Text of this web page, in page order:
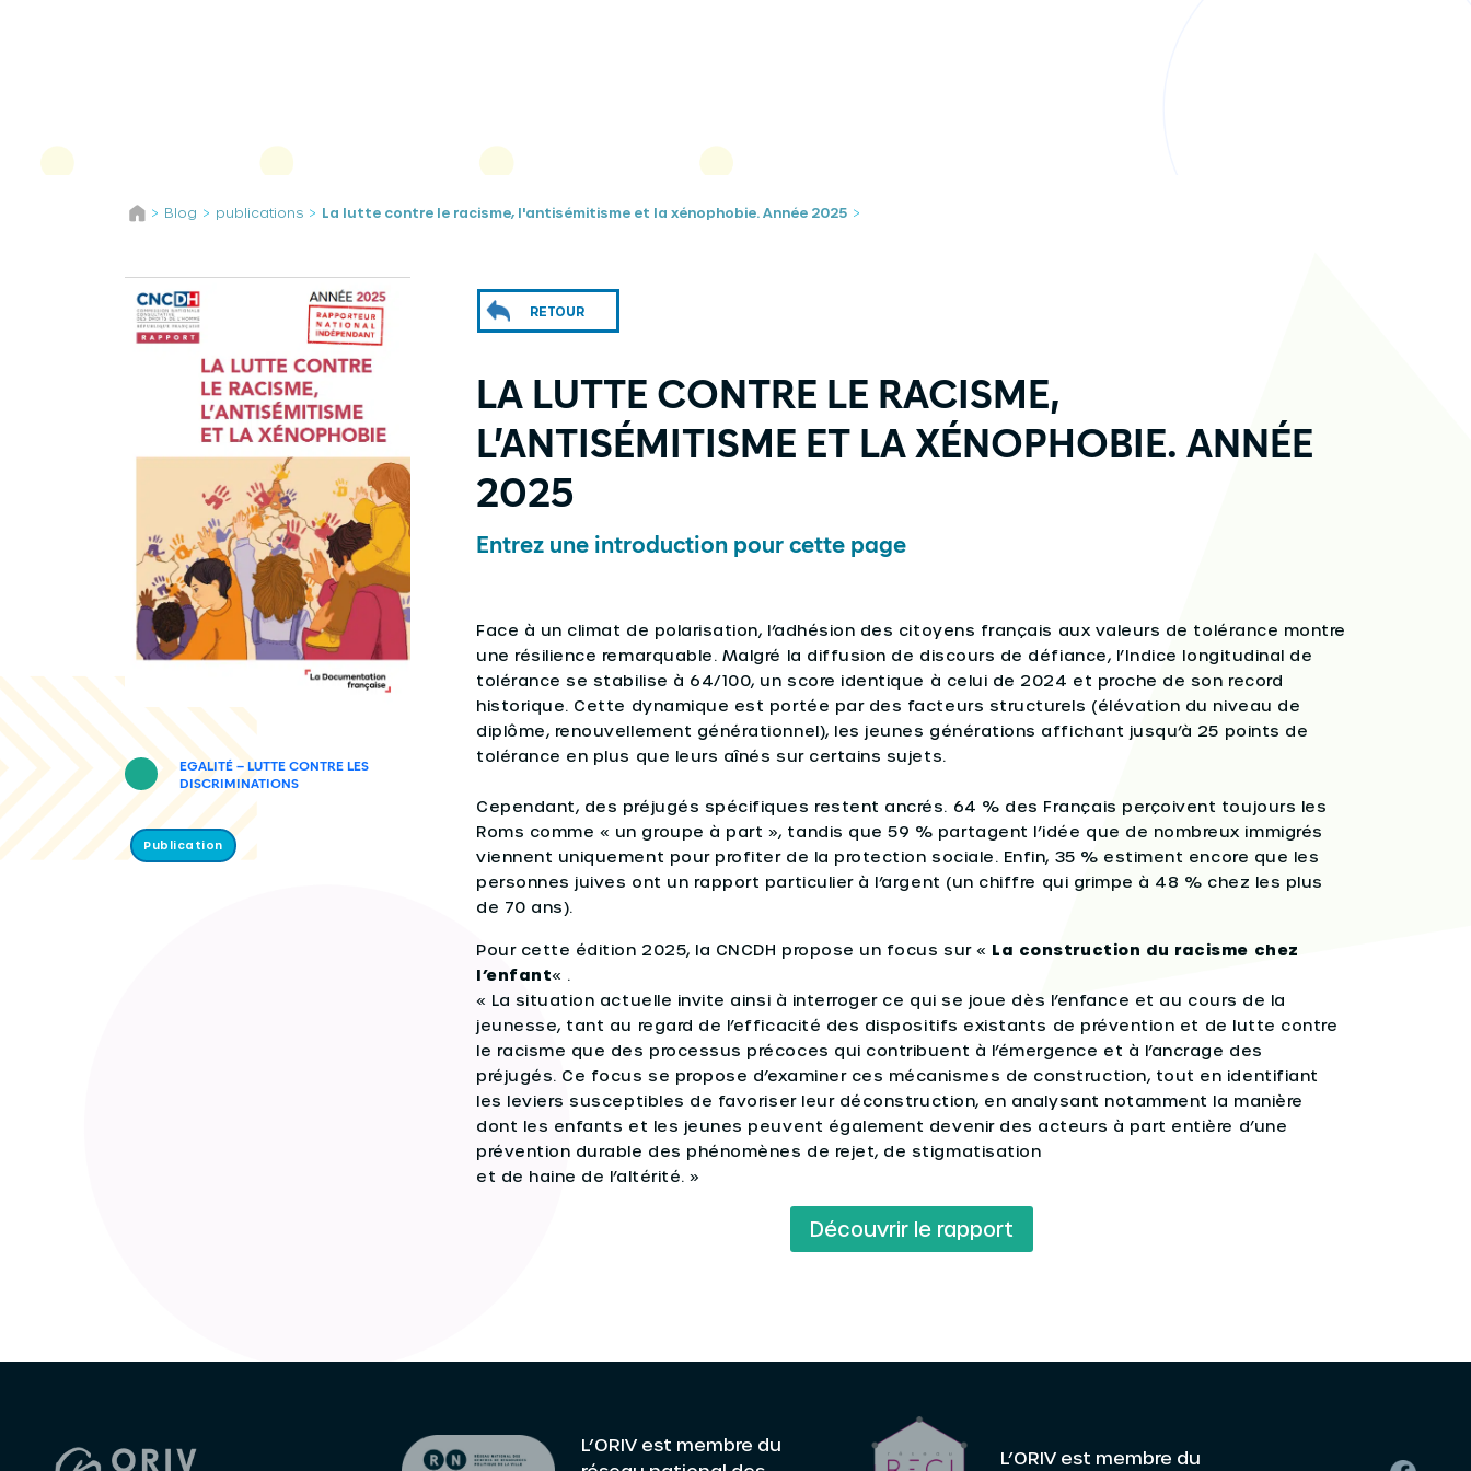
Aller au contenu > Blog > publications > La lutte contre le racisme, l'antisémitisme et la xénophobie. Année 2025 >
EGALITÉ – LUTTE CONTRE LES
DISCRIMINATIONS
Publication
RETOUR
LA LUTTE CONTRE LE RACISME,
L’ANTISÉMITISME ET LA XÉNOPHOBIE. ANNÉE
2025
Entrez une introduction pour cette page
Face à un climat de polarisation, l’adhésion des citoyens français aux valeurs de tolérance montre
une résilience remarquable. Malgré la diffusion de discours de défiance, l’Indice longitudinal de
tolérance se stabilise à 64/100, un score identique à celui de 2024 et proche de son record
historique. Cette dynamique est portée par des facteurs structurels (élévation du niveau de
diplôme, renouvellement générationnel), les jeunes générations affichant jusqu’à 25 points de
tolérance en plus que leurs aînés sur certains sujets.
Cependant, des préjugés spécifiques restent ancrés. 64 % des Français perçoivent toujours les
Roms comme « un groupe à part », tandis que 59 % partagent l’idée que de nombreux immigrés
viennent uniquement pour profiter de la protection sociale. Enfin, 35 % estiment encore que les
personnes juives ont un rapport particulier à l’argent (un chiffre qui grimpe à 48 % chez les plus
de 70 ans).
Pour cette édition 2025, la CNCDH propose un focus sur « La construction du racisme chez
l’enfant« .
« La situation actuelle invite ainsi à interroger ce qui se joue dès l’enfance et au cours de la
jeunesse, tant au regard de l’efficacité des dispositifs existants de prévention et de lutte contre
le racisme que des processus précoces qui contribuent à l’émergence et à l’ancrage des
préjugés. Ce focus se propose d’examiner ces mécanismes de construction, tout en identifiant
les leviers susceptibles de favoriser leur déconstruction, en analysant notamment la manière
dont les enfants et les jeunes peuvent également devenir des acteurs à part entière d’une
prévention durable des phénomènes de rejet, de stigmatisation
et de haine de l’altérité. »
Découvrir le rapport
L’ORIV est membre du
L’ORIV est membre du